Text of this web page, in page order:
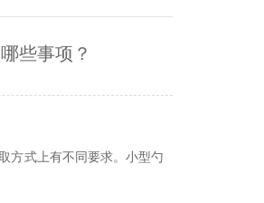
些事项？
方式上有不同要求。小型勺